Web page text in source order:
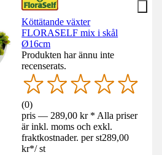
Köttätande växter
FLORASELF mix i skål
Ø16cm
Produkten har ännu inte
recenserats.
(0)
pris — 289,00 kr * Alla priser
är inkl. moms och exkl.
fraktkostnader. per st289,00
kr*/ st